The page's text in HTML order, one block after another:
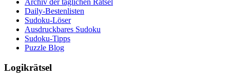
Archiv der täglichen Rätsel
Daily-Bestenlisten
Sudoku-Löser
Ausdruckbares Sudoku
Sudoku-Tipps
Puzzle Blog
Logikrätsel